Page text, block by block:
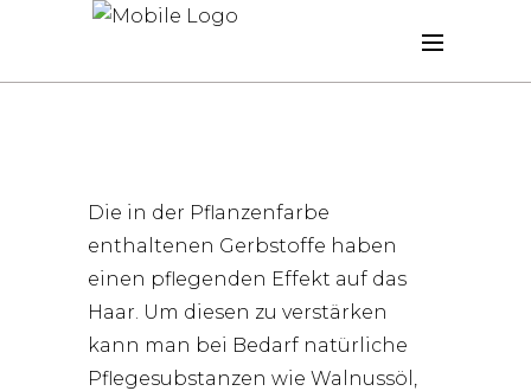
Die in der Pflanzenfarbe
enthaltenen Gerbstoffe haben
einen pflegenden Effekt auf das
Haar. Um diesen zu verstärken
kann man bei Bedarf natürliche
Pflegesubstanzen wie Walnussöl,